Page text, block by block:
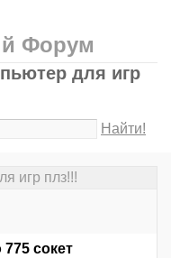
Форум
для игр
Найти!
игр плз!!!
сокет